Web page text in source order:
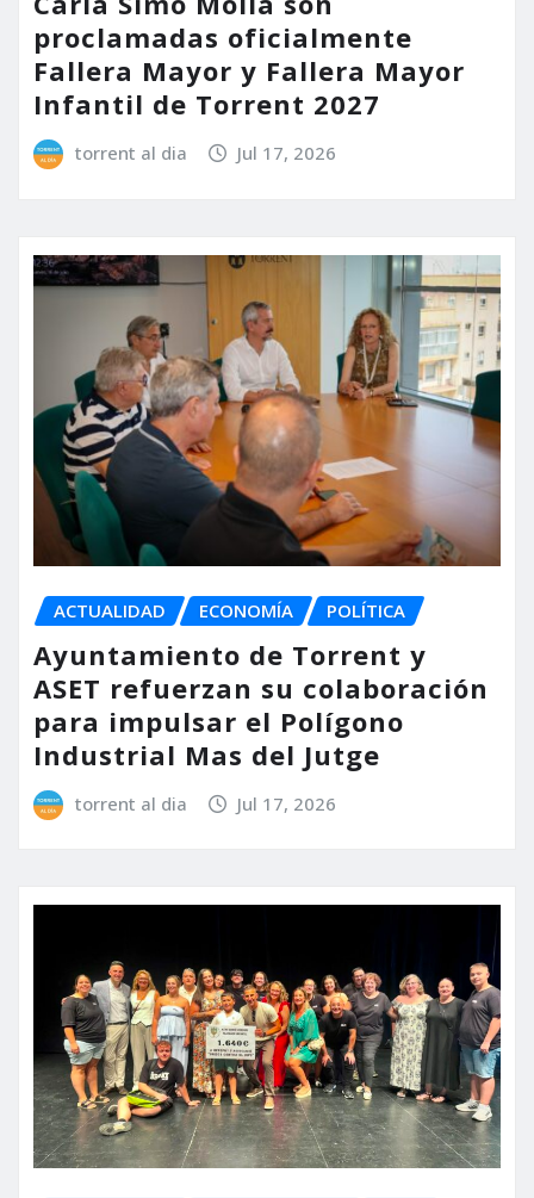
proclamadas oficialmente
Fallera Mayor y Fallera Mayor
Infantil de Torrent 2027
torrent al dia Jul 17, 2026
ACTUALIDAD ECONOMÍA POLÍTICA
Ayuntamiento de Torrent y
ASET refuerzan su colaboración
para impulsar el Polígono
Industrial Mas del Jutge
torrent al dia Jul 17, 2026